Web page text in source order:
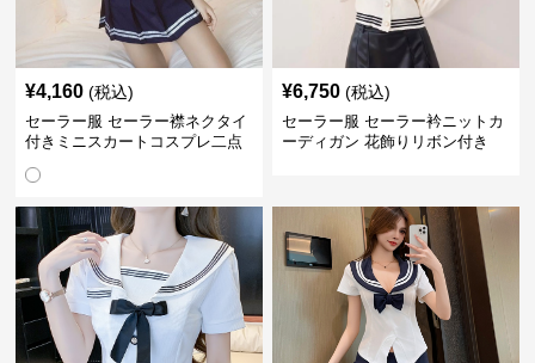
¥4,160 (税込)
セーラー服 セーラー襟ネクタイ
付きミニスカートコスプレ二点
¥6,750 (税込)
セーラー服 セーラー衿ニットカ
ーディガン 花飾りリボン付き